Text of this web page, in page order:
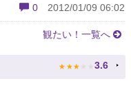
0 2012/01/09 06:02
観たい！一覧へ
★ ★ ★ ★ ★ 3.6